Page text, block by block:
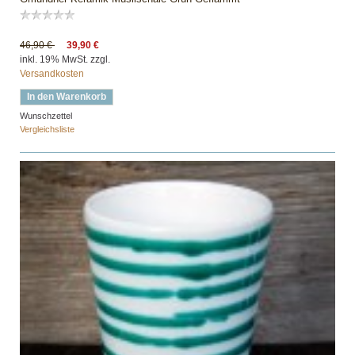
46,90 €
39,90 €
inkl. 19% MwSt. zzgl.
Versandkosten
In den Warenkorb
Wunschzettel
Vergleichsliste